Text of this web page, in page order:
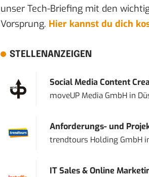
unser Tech-Briefing mit den
Vorsprung. Hier kannst du dich
STELLENANZEIGEN
Social Media Content
moveUP Media GmbHin
Anforderungs- und
trendtours Holding GmbH
IT Sales & Online